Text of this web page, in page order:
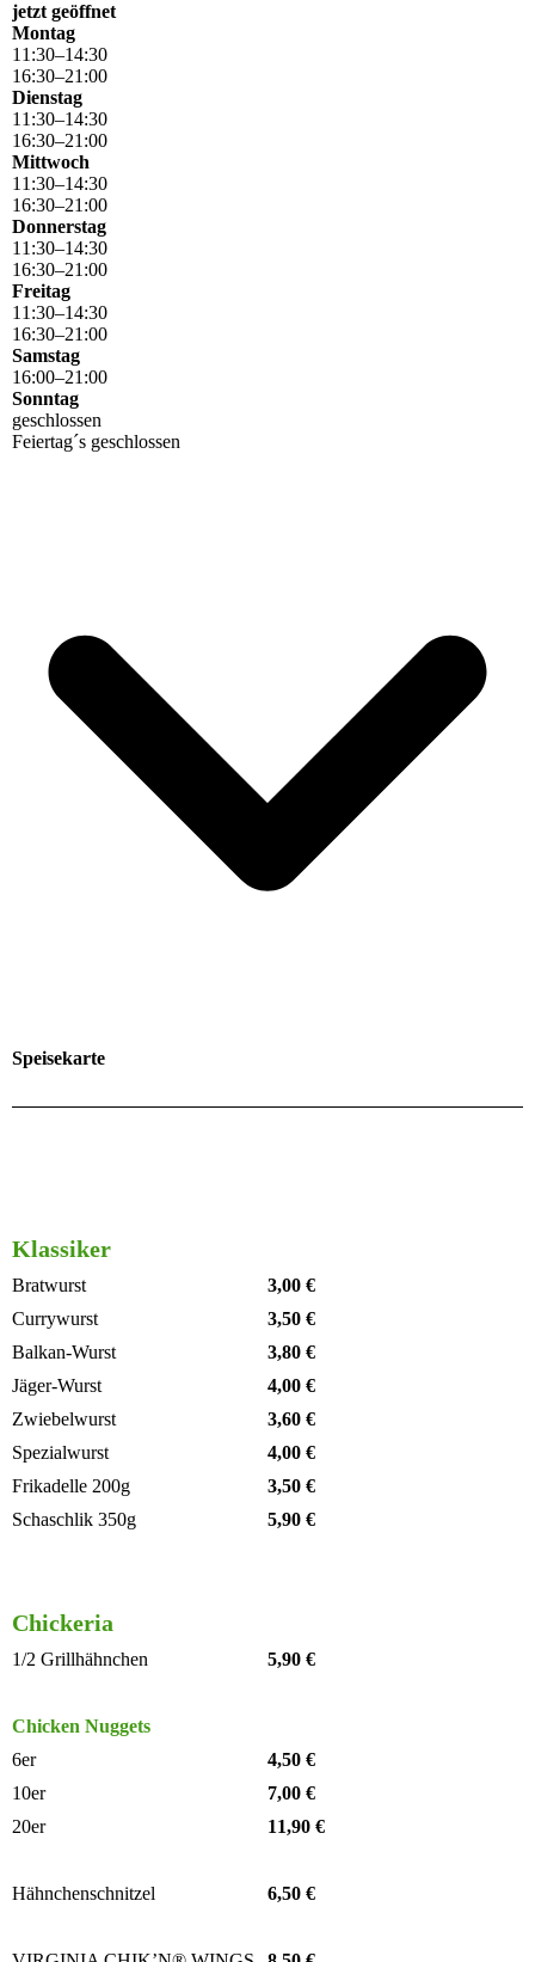
jetzt geöffnet
Montag
11 :30–14:30
16:30–21 :00
Dienstag
11 :30–14:30
16:30–21 :00
Mittwoch
11 :30–14:30
16:30–21 :00
Donnerstag
11 :30–14:30
16:30–21 :00
Freitag
11 :30–14:30
16:30–21 :00
Samstag
16:00–21 :00
Sonntag
geschlossen
Feiertag´s geschlossen
Speisekarte
Klassiker
Bratwurst
3,00 €
Currywurst
3,50 €
Balkan-Wurst
3,80 €
Jäger-Wurst
4,00 €
Zwiebelwurst
3,60 €
Spezialwurst
4,00 €
Frikadelle 200g
3,50 €
Schaschlik 350g
5,90 €
Chickeria
1/2 Grillhähnchen 5,90 €
Chicken Nuggets
6er
4,50 €
10er
7,00 €
20er
11,90 €
Hähnchenschnitzel 6,50 €